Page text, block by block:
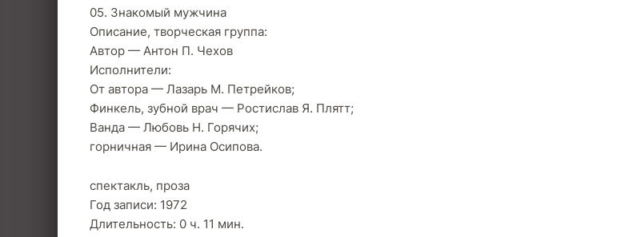
05. Знакомый мужчина
Описание, творческая группа:
Автор — Антон П. Чехов
Исполнители:
От автора — Лазарь М. Петрейков;
Финкель, зубной врач — Ростислав Я. Плятт;
Ванда — Любовь Н. Горячих;
горничная — Ирина Осипова.
спектакль, проза
Год записи: 1972
Длительность: 0 ч. 11 мин.